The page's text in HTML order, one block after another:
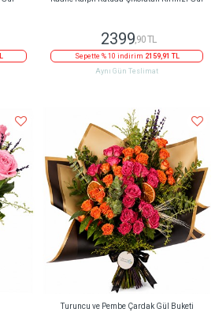
2399,90 TL
Sepette % 10 indirim 2159,91 TL
Aynı Gün Teslimat
Turuncu ve Pembe Çardak Gül Buketi